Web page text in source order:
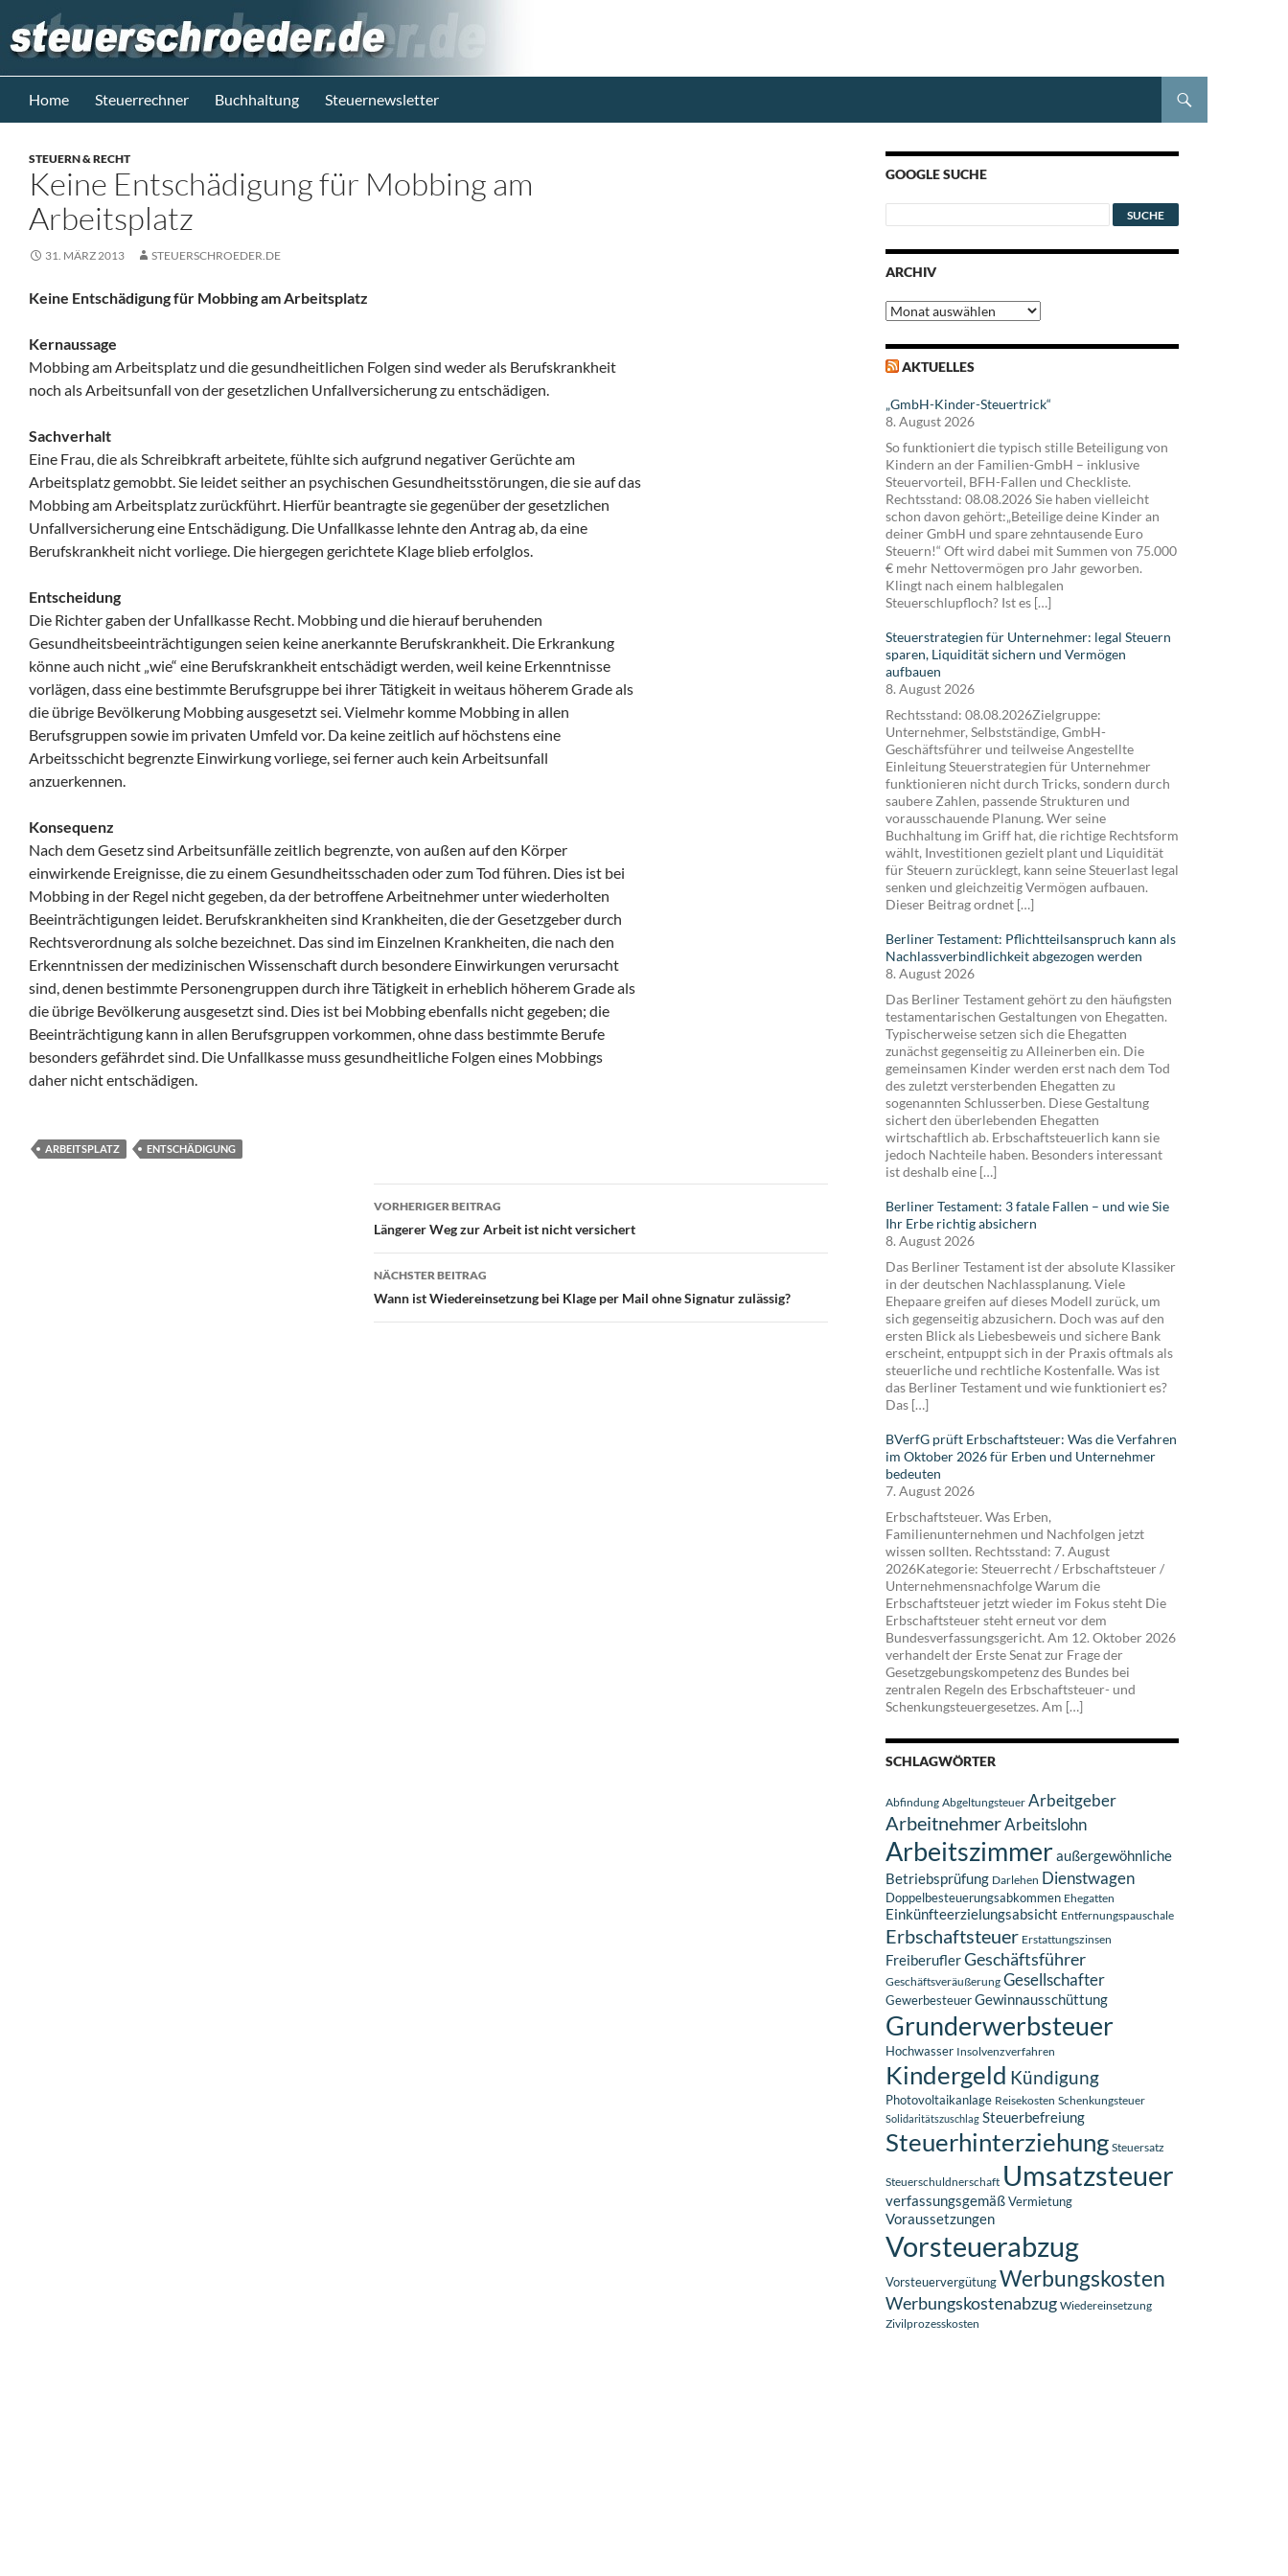
Inhalt
springen
Steuerblog www.steuerschroeder.de
Home Steuerrechner Buchhaltung Steuernewsletter
STEUERN & RECHT
Keine Entschädigung für Mobbing am
Arbeitsplatz
31. MÄRZ 2013 STEUERSCHROEDER.DE
Keine Entschädigung für Mobbing am Arbeitsplatz
Kernaussage
Mobbing am Arbeitsplatz und die gesundheitlichen Folgen sind weder als Berufskrankheit
noch als Arbeitsunfall von der gesetzlichen Unfallversicherung zu entschädigen.
Sachverhalt
Eine Frau, die als Schreibkraft arbeitete, fühlte sich aufgrund negativer Gerüchte am
Arbeitsplatz gemobbt. Sie leidet seither an psychischen Gesundheitsstörungen, die sie auf das
Mobbing am Arbeitsplatz zurückführt. Hierfür beantragte sie gegenüber der gesetzlichen
Unfallversicherung eine Entschädigung. Die Unfallkasse lehnte den Antrag ab, da eine
Berufskrankheit nicht vorliege. Die hiergegen gerichtete Klage blieb erfolglos.
Entscheidung
Die Richter gaben der Unfallkasse Recht. Mobbing und die hierauf beruhenden
Gesundheitsbeeinträchtigungen seien keine anerkannte Berufskrankheit. Die Erkrankung
könne auch nicht „wie“ eine Berufskrankheit entschädigt werden, weil keine Erkenntnisse
vorlägen, dass eine bestimmte Berufsgruppe bei ihrer Tätigkeit in weitaus höherem Grade als
die übrige Bevölkerung Mobbing ausgesetzt sei. Vielmehr komme Mobbing in allen
Berufsgruppen sowie im privaten Umfeld vor. Da keine zeitlich auf höchstens eine
Arbeitsschicht begrenzte Einwirkung vorliege, sei ferner auch kein Arbeitsunfall
anzuerkennen.
Konsequenz
Nach dem Gesetz sind Arbeitsunfälle zeitlich begrenzte, von außen auf den Körper
einwirkende Ereignisse, die zu einem Gesundheitsschaden oder zum Tod führen. Dies ist bei
Mobbing in der Regel nicht gegeben, da der betroffene Arbeitnehmer unter wiederholten
Beeinträchtigungen leidet. Berufskrankheiten sind Krankheiten, die der Gesetzgeber durch
Rechtsverordnung als solche bezeichnet. Das sind im Einzelnen Krankheiten, die nach den
Erkenntnissen der medizinischen Wissenschaft durch besondere Einwirkungen verursacht
sind, denen bestimmte Personengruppen durch ihre Tätigkeit in erheblich höherem Grade als
die übrige Bevölkerung ausgesetzt sind. Dies ist bei Mobbing ebenfalls nicht gegeben; die
Beeinträchtigung kann in allen Berufsgruppen vorkommen, ohne dass bestimmte Berufe
besonders gefährdet sind. Die Unfallkasse muss gesundheitliche Folgen eines Mobbings
daher nicht entschädigen.
ARBEITSPLATZ ENTSCHÄDIGUNG
Beitragsnavigation
VORHERIGER BEITRAG
Längerer Weg zur Arbeit ist nicht versichert
NÄCHSTER BEITRAG
Wann ist Wiedereinsetzung bei Klage per Mail ohne Signatur zulässig?
GOOGLE SUCHE
ARCHIV
Archiv
AKTUELLES
„GmbH-Kinder-Steuertrick“
8. August 2026
So funktioniert die typisch stille Beteiligung von
Kindern an der Familien-GmbH – inklusive
Steuervorteil, BFH-Fallen und Checkliste.
Rechtsstand: 08.08.2026 Sie haben vielleicht
schon davon gehört:„Beteilige deine Kinder an
deiner GmbH und spare zehntausende Euro
Steuern!“ Oft wird dabei mit Summen von 75.000
€ mehr Nettovermögen pro Jahr geworben.
Klingt nach einem halblegalen
Steuerschlupfloch? Ist es […]
Steuerstrategien für Unternehmer: legal Steuern
sparen, Liquidität sichern und Vermögen
aufbauen
8. August 2026
Rechtsstand: 08.08.2026Zielgruppe:
Unternehmer, Selbstständige, GmbH-
Geschäftsführer und teilweise Angestellte
Einleitung Steuerstrategien für Unternehmer
funktionieren nicht durch Tricks, sondern durch
saubere Zahlen, passende Strukturen und
vorausschauende Planung. Wer seine
Buchhaltung im Griff hat, die richtige Rechtsform
wählt, Investitionen gezielt plant und Liquidität
für Steuern zurücklegt, kann seine Steuerlast legal
senken und gleichzeitig Vermögen aufbauen.
Dieser Beitrag ordnet […]
Berliner Testament: Pflichtteilsanspruch kann als
Nachlassverbindlichkeit abgezogen werden
8. August 2026
Das Berliner Testament gehört zu den häufigsten
testamentarischen Gestaltungen von Ehegatten.
Typischerweise setzen sich die Ehegatten
zunächst gegenseitig zu Alleinerben ein. Die
gemeinsamen Kinder werden erst nach dem Tod
des zuletzt versterbenden Ehegatten zu
sogenannten Schlusserben. Diese Gestaltung
sichert den überlebenden Ehegatten
wirtschaftlich ab. Erbschaftsteuerlich kann sie
jedoch Nachteile haben. Besonders interessant
ist deshalb eine […]
Berliner Testament: 3 fatale Fallen – und wie Sie
Ihr Erbe richtig absichern
8. August 2026
Das Berliner Testament ist der absolute Klassiker
in der deutschen Nachlassplanung. Viele
Ehepaare greifen auf dieses Modell zurück, um
sich gegenseitig abzusichern. Doch was auf den
ersten Blick als Liebesbeweis und sichere Bank
erscheint, entpuppt sich in der Praxis oftmals als
steuerliche und rechtliche Kostenfalle. Was ist
das Berliner Testament und wie funktioniert es?
Das […]
BVerfG prüft Erbschaftsteuer: Was die Verfahren
im Oktober 2026 für Erben und Unternehmer
bedeuten
7. August 2026
Erbschaftsteuer. Was Erben,
Familienunternehmen und Nachfolgen jetzt
wissen sollten. Rechtsstand: 7. August
2026Kategorie: Steuerrecht / Erbschaftsteuer /
Unternehmensnachfolge Warum die
Erbschaftsteuer jetzt wieder im Fokus steht Die
Erbschaftsteuer steht erneut vor dem
Bundesverfassungsgericht. Am 12. Oktober 2026
verhandelt der Erste Senat zur Frage der
Gesetzgebungskompetenz des Bundes bei
zentralen Regeln des Erbschaftsteuer- und
Schenkungsteuergesetzes. Am […]
SCHLAGWÖRTER
Abfindung Abgeltungsteuer Arbeitgeber
ArbeitnehmerArbeitslohn
Arbeitszimmeraußergewöhnliche
Betriebsprüfung Darlehen Dienstwagen
Doppelbesteuerungsabkommen Ehegatten
Einkünfteerzielungsabsicht Entfernungspauschale
Erbschaftsteuer Erstattungszinsen
FreiberuflerGeschäftsführer
Geschäftsveräußerung Gesellschafter
GewerbesteuerGewinnausschüttung
Grunderwerbsteuer
Hochwasser Insolvenzverfahren
Kindergeld Kündigung
Photovoltaikanlage Reisekosten Schenkungsteuer
Solidaritätszuschlag Steuerbefreiung
Steuerhinterziehung Steuersatz
Steuerschuldnerschaft Umsatzsteuer
verfassungsgemäßVermietung
Voraussetzungen
Vorsteuerabzug
VorsteuervergütungWerbungskosten
Werbungskostenabzug Wiedereinsetzung
Zivilprozesskosten
Steuerberater
M. Schröder
Berlin